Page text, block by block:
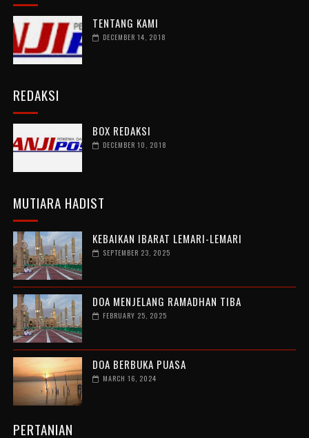
TENTANG KAMI
DECEMBER 14, 2018
REDAKSI
BOX REDAKSI
DECEMBER 10, 2018
MUTIARA HADIST
KEBAIKAN IBARAT LEMARI-LEMARI
SEPTEMBER 23, 2025
DOA MENJELANG RAMADHAN TIBA
FEBRUARY 25, 2025
DOA BERBUKA PUASA
MARCH 16, 2024
PERTANIAN